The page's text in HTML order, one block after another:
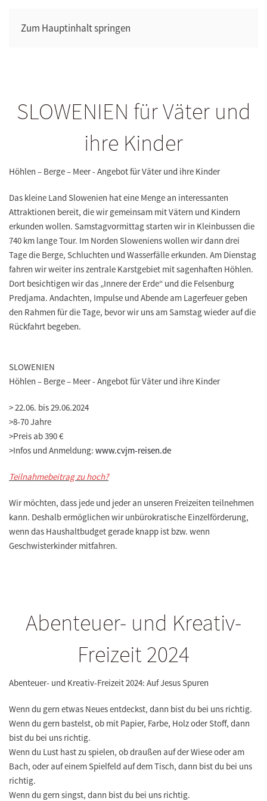
Zum Hauptinhalt springen
SLOWENIEN für Väter und
ihre Kinder
Höhlen – Berge – Meer - Angebot für Väter und ihre Kinder
Das kleine Land Slowenien hat eine Menge an interessanten
Attraktionen bereit, die wir gemeinsam mit Vätern und Kindern
erkunden wollen. Samstagvormittag starten wir in Kleinbussen die
740 km lange Tour. Im Norden Sloweniens wollen wir dann drei
Tage die Berge, Schluchten und Wasserfälle erkunden. Am Dienstag
fahren wir weiter ins zentrale Karstgebiet mit sagenhaften Höhlen.
Dort besichtigen wir das „Innere der Erde“ und die Felsenburg
Predjama. Andachten, Impulse und Abende am Lagerfeuer geben
den Rahmen für die Tage, bevor wir uns am Samstag wieder auf die
Rückfahrt begeben.
SLOWENIEN
Höhlen – Berge – Meer - Angebot für Väter und ihre Kinder
>22.06. bis 29.06.2024
>8-70 Jahre
>Preis ab 390 €
>Infos und Anmeldung: www.cvjm-reisen.de
Teilnahmebeitrag zu hoch?
Wir möchten, dass jede und jeder an unseren Freizeiten teilnehmen
kann. Deshalb ermöglichen wir unbürokratische Einzelförderung,
wenn das Haushaltbudget gerade knapp ist bzw. wenn
Geschwisterkinder mitfahren.
Abenteuer- und Kreativ-
Freizeit 2024
Abenteuer- und Kreativ-Freizeit 2024: Auf Jesus Spuren
Wenn du gern etwas Neues entdeckst, dann bist du bei uns richtig.
Wenn du gern bastelst, ob mit Papier, Farbe, Holz oder Stoff, dann
bist du bei uns richtig.
Wenn du Lust hast zu spielen, ob draußen auf der Wiese oder am
Bach, oder auf einem Spielfeld auf dem Tisch, dann bist du bei uns
richtig.
Wenn du gern singst, dann bist du bei uns richtig.